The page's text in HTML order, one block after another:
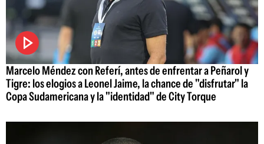
Marcelo Méndez con Referí, antes de enfrentar a Peñarol y
Tigre: los elogios a Leonel Jaime, la chance de "disfrutar" la
Copa Sudamericana y la "identidad" de City Torque